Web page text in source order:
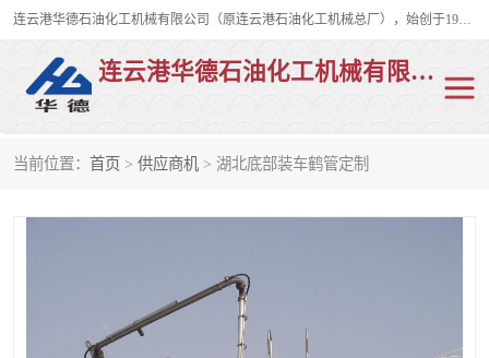
连云港华德石油化工机械有限公司（原连云港石油化工机械总厂），始创于1982年，是从事码头船用流体装卸臂、陆用流体装卸臂（鹤管）、活动梯、钢构平台、定量装车系统等全系列流体装卸设备的设计、制造、销售以及服务的专业供应商。
连云港华德石油化工机械有限公司
当前位置： 首页 > 供应商机 > 湖北底部装车鹤管定制
平台栈桥 卸车鹤管